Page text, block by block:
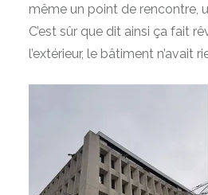
même un point de rencontre,
C’est sûr que dit ainsi ça fait
l’extérieur, le bâtiment n’avait